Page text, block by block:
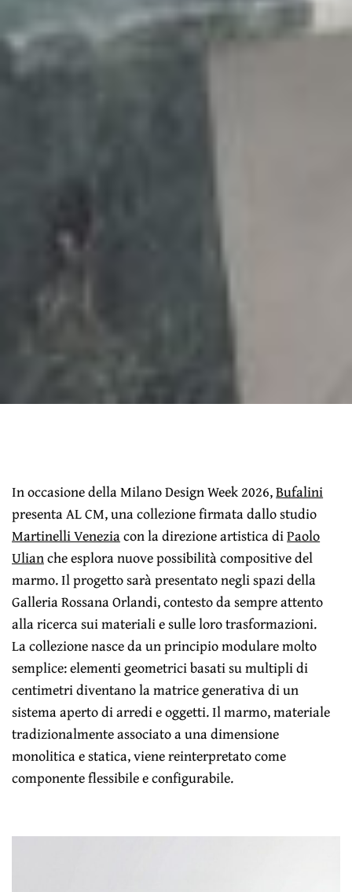
In occasione della Milano Design Week 2026,Bufalini
presenta AL CM, una collezione firmata dallo studio
Martinelli Veneziacon la direzione artistica diPaolo
Ulianche esplora nuove possibilità compositive del
marmo. Il progetto sarà presentato negli spazi della
Galleria Rossana Orlandi, contesto da sempre attento
alla ricerca sui materiali e sulle loro trasformazioni.
La collezione nasce da un principio modulare molto
semplice: elementi geometrici basati su multipli di
centimetri diventano la matrice generativa di un
sistema aperto di arredi e oggetti. Il marmo, materiale
tradizionalmente associato a una dimensione
monolitica e statica, viene reinterpretato come
componente flessibile e configurabile.